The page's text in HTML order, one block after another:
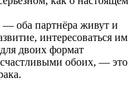
оба партнёра живут и
интересоваться им
двоих формат
обоих, — это